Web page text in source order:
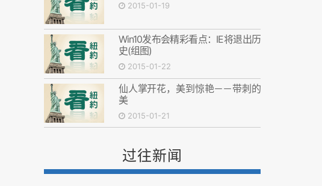
2015-01-19
Win10发布会精彩看点：IE将退出历
史(组图)
2015-01-22
仙人掌开花，美到惊艳－－带刺的
美
2015-01-21
过往新闻